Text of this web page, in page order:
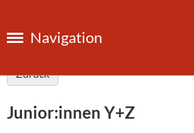
Navigation
Zurück
Junior:innen Y+Z